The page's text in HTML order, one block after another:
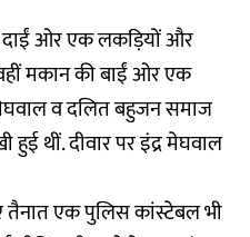
ओर एक लकड़ियों और
मकान की बाईं ओर एक
व दलित बहुजन समाज
थीं. दीवार पर इंद्र मेघवाल
तैनात एक पुलिस कांस्टेबल भी